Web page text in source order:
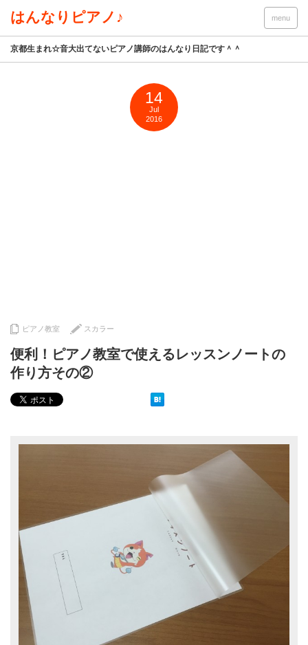
はんなりピアノ♪ menu
京都生まれ☆音大出てないピアノ講師のはんなり日記です＾＾
14
Jul
2016
ピアノ教室 スカラー
便利！ピアノ教室で使えるレッスンノートの
作り方その②